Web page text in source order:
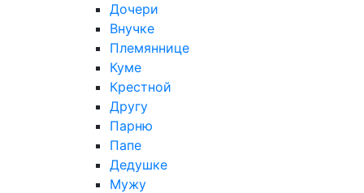
Дочери
Внучке
Племяннице
Куме
Крестной
Другу
Парню
Папе
Дедушке
Мужу